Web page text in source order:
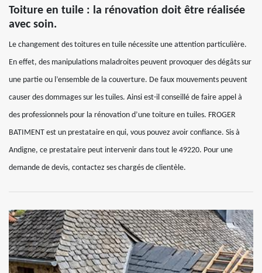
Toiture en tuile : la rénovation doit être réalisée
avec soin.
Le changement des toitures en tuile nécessite une attention particulière.
En effet, des manipulations maladroites peuvent provoquer des dégâts sur
une partie ou l’ensemble de la couverture. De faux mouvements peuvent
causer des dommages sur les tuiles. Ainsi est-il conseillé de faire appel à
des professionnels pour la rénovation d’une toiture en tuiles. FROGER
BATIMENT est un prestataire en qui, vous pouvez avoir confiance. Sis à
Andigne, ce prestataire peut intervenir dans tout le 49220. Pour une
demande de devis, contactez ses chargés de clientèle.